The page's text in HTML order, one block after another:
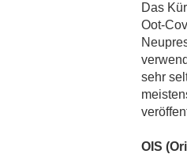
Das
Oot-
sehr
OIS